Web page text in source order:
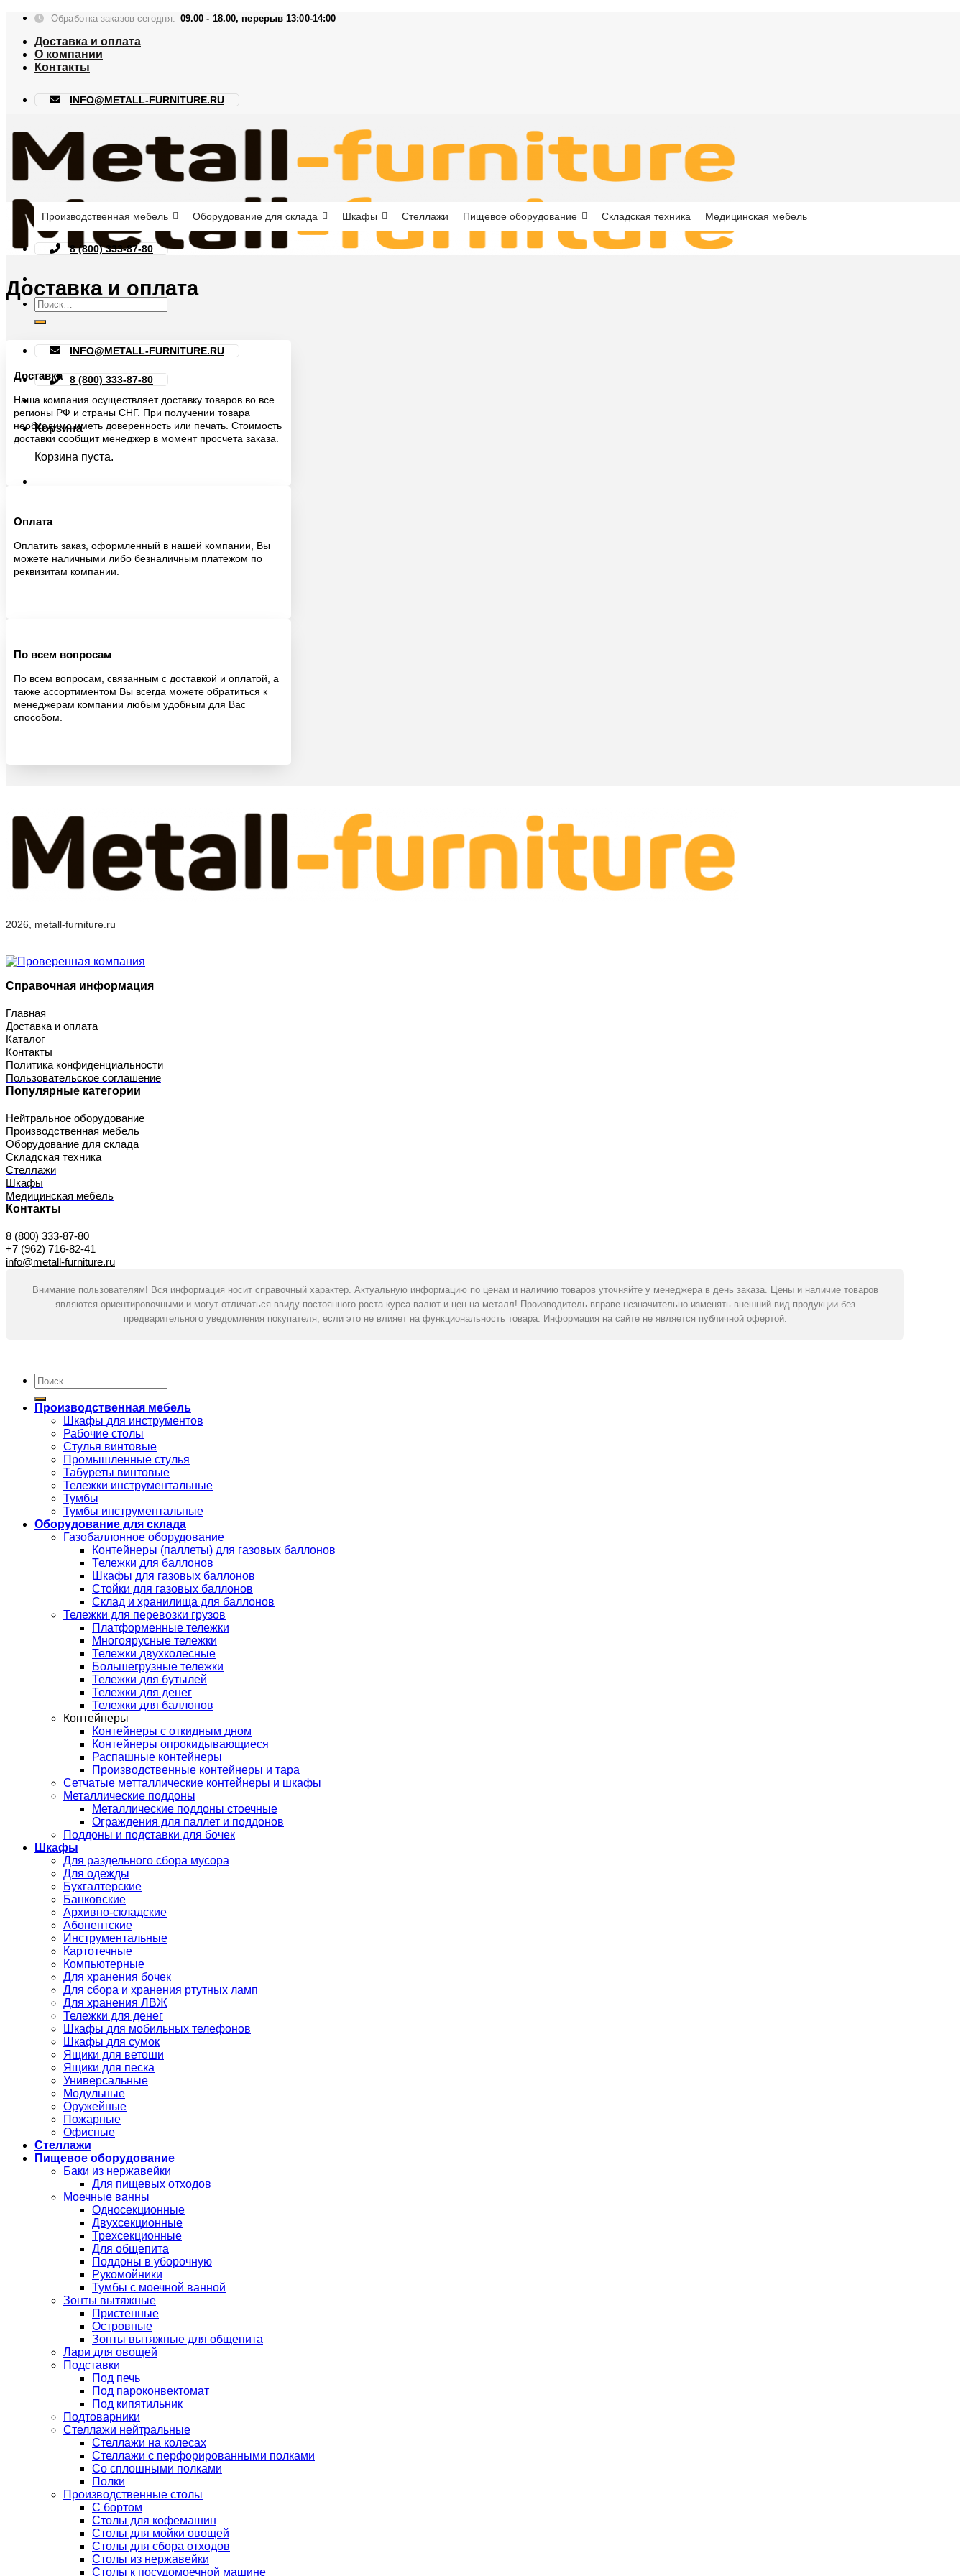
Skip
content
Обработка заказов сегодня: 09.00 - 18.00, перерыв 13:00-14:00
Доставка и оплата
О компании
Контакты
INFO@METALL-FURNITURE.RU
Искать:
INFO@METALL-FURNITURE.RU
8 (800) 333-87-80
Корзина
Корзина пуста.
Производственная мебель Оборудование для склада Шкафы Стеллажи Пищевое оборудование Складская техника Медицинская мебель
8 (800) 333-87-80
Доставка и оплата
Доставка
Наша компания осуществляет доставку товаров во все
регионы РФ и страны СНГ. При получении товара
необходимо иметь доверенность или печать. Стоимость
доставки сообщит менеджер в момент просчета заказа.
Оплата
Оплатить заказ, оформленный в нашей компании, Вы
можете наличными либо безналичным платежом по
реквизитам компании.
По всем вопросам
По всем вопросам, связанным с доставкой и оплатой, а
также ассортиментом Вы всегда можете обратиться к
менеджерам компании любым удобным для Вас
способом.
2026, metall-furniture.ru
Справочная информация
Главная
Доставка и оплата
Каталог
Контакты
Политика конфиденциальности
Пользовательское соглашение
Популярные категории
Нейтральное оборудование
Производственная мебель
Оборудование для склада
Складская техника
Стеллажи
Шкафы
Медицинская мебель
Контакты
8 (800) 333-87-80
+7 (962) 716-82-41
info@metall-furniture.ru
Внимание пользователям! Вся информация носит справочный характер. Актуальную информацию по ценам и наличию товаров уточняйте у менеджера в день заказа. Цены и наличие товаров
являются ориентировочными и могут отличаться ввиду постоянного роста курса валют и цен на металл! Производитель вправе незначительно изменять внешний вид продукции без
предварительного уведомления покупателя, если это не влияет на функциональность товара. Информация на сайте не является публичной офертой.
Искать:
Производственная мебель
Шкафы для инструментов
Рабочие столы
Стулья винтовые
Промышленные стулья
Табуреты винтовые
Тележки инструментальные
Тумбы
Тумбы инструментальные
Оборудование для склада
Газобаллонное оборудование
Контейнеры (паллеты) для газовых баллонов
Тележки для баллонов
Шкафы для газовых баллонов
Стойки для газовых баллонов
Склад и хранилища для баллонов
Тележки для перевозки грузов
Платформенные тележки
Многоярусные тележки
Тележки двухколесные
Большегрузные тележки
Тележки для бутылей
Тележки для денег
Тележки для баллонов
Контейнеры
Контейнеры с откидным дном
Контейнеры опрокидывающиеся
Распашные контейнеры
Производственные контейнеры и тара
Сетчатые метталлические контейнеры и шкафы
Металлические поддоны
Металлические поддоны стоечные
Ограждения для паллет и поддонов
Поддоны и подставки для бочек
Шкафы
Для раздельного сбора мусора
Для одежды
Бухгалтерские
Банковские
Архивно-складские
Абонентские
Инструментальные
Картотечные
Компьютерные
Для хранения бочек
Для сбора и хранения ртутных ламп
Для хранения ЛВЖ
Тележки для денег
Шкафы для мобильных телефонов
Шкафы для сумок
Ящики для ветоши
Ящики для песка
Универсальные
Модульные
Оружейные
Пожарные
Офисные
Стеллажи
Пищевое оборудование
Баки из нержавейки
Для пищевых отходов
Моечные ванны
Односекционные
Двухсекционные
Трехсекционные
Для общепита
Поддоны в уборочную
Рукомойники
Тумбы с моечной ванной
Зонты вытяжные
Пристенные
Островные
Зонты вытяжные для общепита
Лари для овощей
Подставки
Под печь
Под пароконвектомат
Под кипятильник
Подтоварники
Стеллажи нейтральные
Стеллажи на колесах
Стеллажи с перфорированными полками
Со сплошными полками
Полки
Производственные столы
С бортом
Столы для кофемашин
Столы для мойки овощей
Столы для сбора отходов
Столы из нержавейки
Столы к посудомоечной машине